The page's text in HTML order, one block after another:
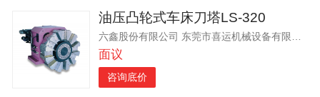
油压凸轮式车床刀塔LS-320
六鑫股份有限公司 东莞市喜运机械设备有限公司
面议
咨询底价